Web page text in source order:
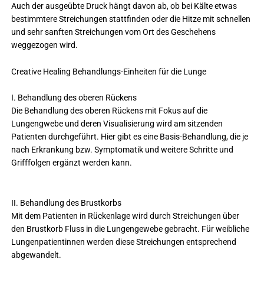
Auch der ausgeübte Druck hängt davon ab, ob bei Kälte etwas
bestimmtere Streichungen stattfinden oder die Hitze mit schnellen
und sehr sanften Streichungen vom Ort des Geschehens
weggezogen wird.
Creative Healing Behandlungs-Einheiten für die Lunge
I. Behandlung des oberen Rückens
Die Behandlung des oberen Rückens mit Fokus auf die
Lungengwebe und deren Visualisierung wird am sitzenden
Patienten durchgeführt. Hier gibt es eine Basis-Behandlung, die je
nach Erkrankung bzw. Symptomatik und weitere Schritte und
Grifffolgen ergänzt werden kann.
II. Behandlung des Brustkorbs
Mit dem Patienten in Rückenlage wird durch Streichungen über
den Brustkorb Fluss in die Lungengewebe gebracht. Für weibliche
Lungenpatientinnen werden diese Streichungen entsprechend
abgewandelt.